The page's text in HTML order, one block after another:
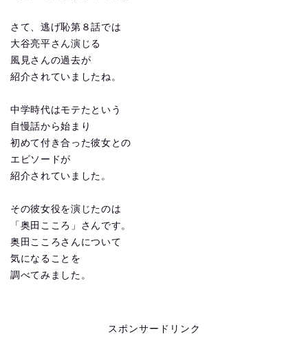
さて、逃げ恥第８話では
大谷亮平さん演じる
風見さんの過去が
紹介されていましたね。
中学時代はモテたという
自慢話から始まり
初めて付き合った彼女との
エピソードが
紹介されていました。
その彼女役を演じたのは
「奥田こころ」さんです。
奥田こころさんについて
気になることを
調べてみました。
スポンサードリンク